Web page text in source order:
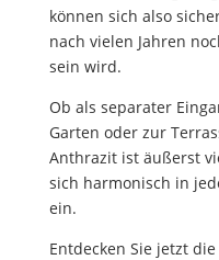
können sich also
nach vielen Jahren
sein wird.
Ob als separater
Garten oder zur
Anthrazit ist äußerst
sich harmonisch in
ein.
Entdecken Sie jetzt